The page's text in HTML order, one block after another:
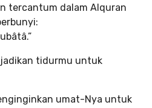
tercantum dalam Alquran
tidurmu untuk
umat-Nya untuk